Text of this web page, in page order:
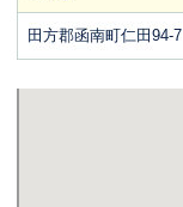
田方郡函南町仁田94-7